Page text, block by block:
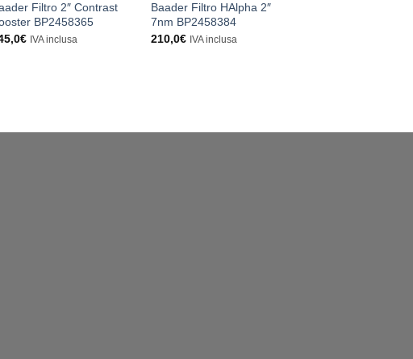
Filtro 2″ Contrast
BP2458365
€ IVA inclusa
Baader Filtro HAlpha 2″
7nm BP2458384
210,0€ IVA inclusa